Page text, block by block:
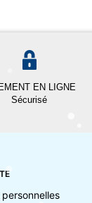
EN LIGNE
Sécurisé